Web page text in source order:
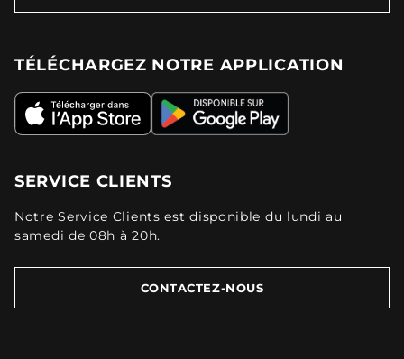
TÉLÉCHARGEZ NOTRE APPLICATION
SERVICE CLIENTS
Notre Service Clients est disponible du lundi au
samedi de 08h à 20h.
CONTACTEZ-NOUS